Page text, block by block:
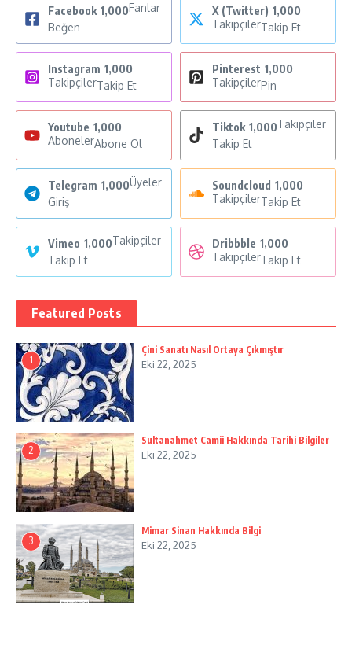
Facebook 1,000Fanlar
Beğen
X (Twitter) 1,000
TakipçilerTakip Et
Instagram 1,000
TakipçilerTakip Et
Pinterest 1,000
TakipçilerPin
Youtube 1,000
AbonelerAbone Ol
Tiktok 1,000Takipçiler
Takip Et
Telegram 1,000Üyeler
Giriş
Soundcloud 1,000
TakipçilerTakip Et
Vimeo 1,000Takipçiler
Takip Et
Dribbble 1,000
TakipçilerTakip Et
Featured Posts
1
Çini Sanatı Nasıl Ortaya Çıkmıştır
Eki 22, 2025
2
Sultanahmet Camii Hakkında Tarihi Bilgiler
Eki 22, 2025
3
Mimar Sinan Hakkında Bilgi
Eki 22, 2025